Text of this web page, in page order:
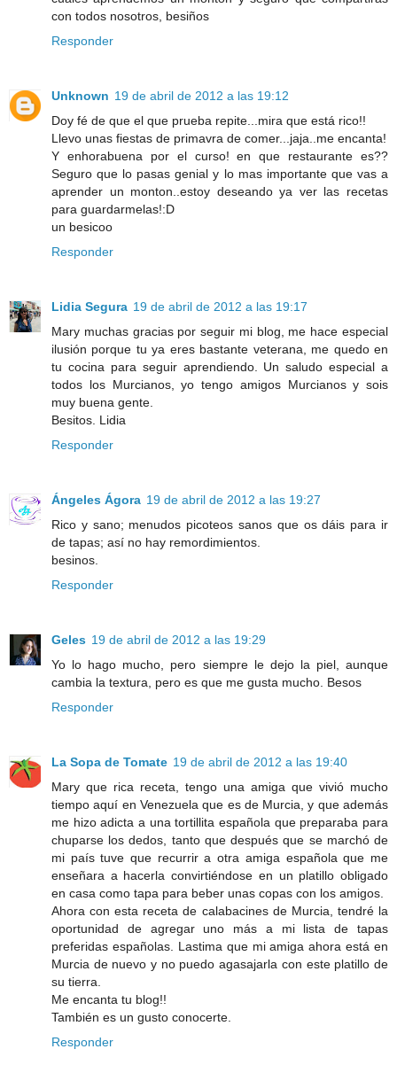
con todos nosotros, besiños
Responder
Unknown 19 de abril de 2012 a las 19:12
Doy fé de que el que prueba repite...mira que está rico!!
Llevo unas fiestas de primavra de comer...jaja..me encanta!
Y enhorabuena por el curso! en que restaurante es??
Seguro que lo pasas genial y lo mas importante que vas a
aprender un monton..estoy deseando ya ver las recetas
para guardarmelas!:D
un besicoo
Responder
Lidia Segura 19 de abril de 2012 a las 19:17
Mary muchas gracias por seguir mi blog, me hace especial
ilusión porque tu ya eres bastante veterana, me quedo en
tu cocina para seguir aprendiendo. Un saludo especial a
todos los Murcianos, yo tengo amigos Murcianos y sois
muy buena gente.
Besitos. Lidia
Responder
Ángeles Ágora 19 de abril de 2012 a las 19:27
Rico y sano; menudos picoteos sanos que os dáis para ir
de tapas; así no hay remordimientos.
besinos.
Responder
Geles 19 de abril de 2012 a las 19:29
Yo lo hago mucho, pero siempre le dejo la piel, aunque
cambia la textura, pero es que me gusta mucho. Besos
Responder
La Sopa de Tomate 19 de abril de 2012 a las 19:40
Mary que rica receta, tengo una amiga que vivió mucho
tiempo aquí en Venezuela que es de Murcia, y que además
me hizo adicta a una tortillita española que preparaba para
chuparse los dedos, tanto que después que se marchó de
mi país tuve que recurrir a otra amiga española que me
enseñara a hacerla convirtiéndose en un platillo obligado
en casa como tapa para beber unas copas con los amigos.
Ahora con esta receta de calabacines de Murcia, tendré la
oportunidad de agregar uno más a mi lista de tapas
preferidas españolas. Lastima que mi amiga ahora está en
Murcia de nuevo y no puedo agasajarla con este platillo de
su tierra.
Me encanta tu blog!!
También es un gusto conocerte.
Responder